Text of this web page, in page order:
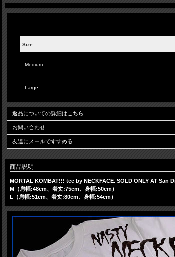
Size
Medium
Large
返品についての詳細はこちら
お問い合わせ
友達にメールですすめる
商品説明
MORTAL KOMBAT!!! tee by NECKFACE. SOLD ONLY AT
M（肩幅:48cm、着丈:75cm、身幅:50cm）
L（肩幅:51cm、着丈:80cm、身幅:54cm）